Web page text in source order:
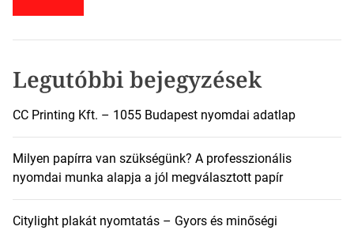
Legutóbbi bejegyzések
CC Printing Kft. – 1055 Budapest nyomdai adatlap
Milyen papírra van szükségünk? A professzionális
nyomdai munka alapja a jól megválasztott papír
Citylight plakát nyomtatás – Gyors és minőségi